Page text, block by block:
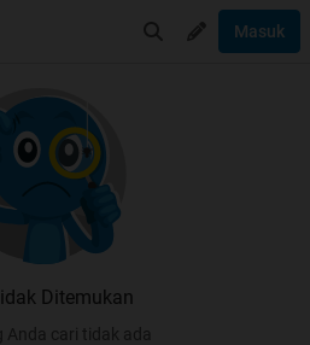
Masuk
Ditemukan
Anda cari tidak ada